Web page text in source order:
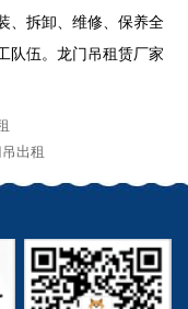
、拆卸、维修、保养全
队伍。龙门吊租赁厂家
出租